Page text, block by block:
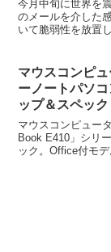
今月中旬に世界を
のメールを介した
いて脆弱性を放置
マウスコンピ
ーノートパソ
ップ＆スペック
マウスコンピュー
Book E410」シリ
ック。Office付モ